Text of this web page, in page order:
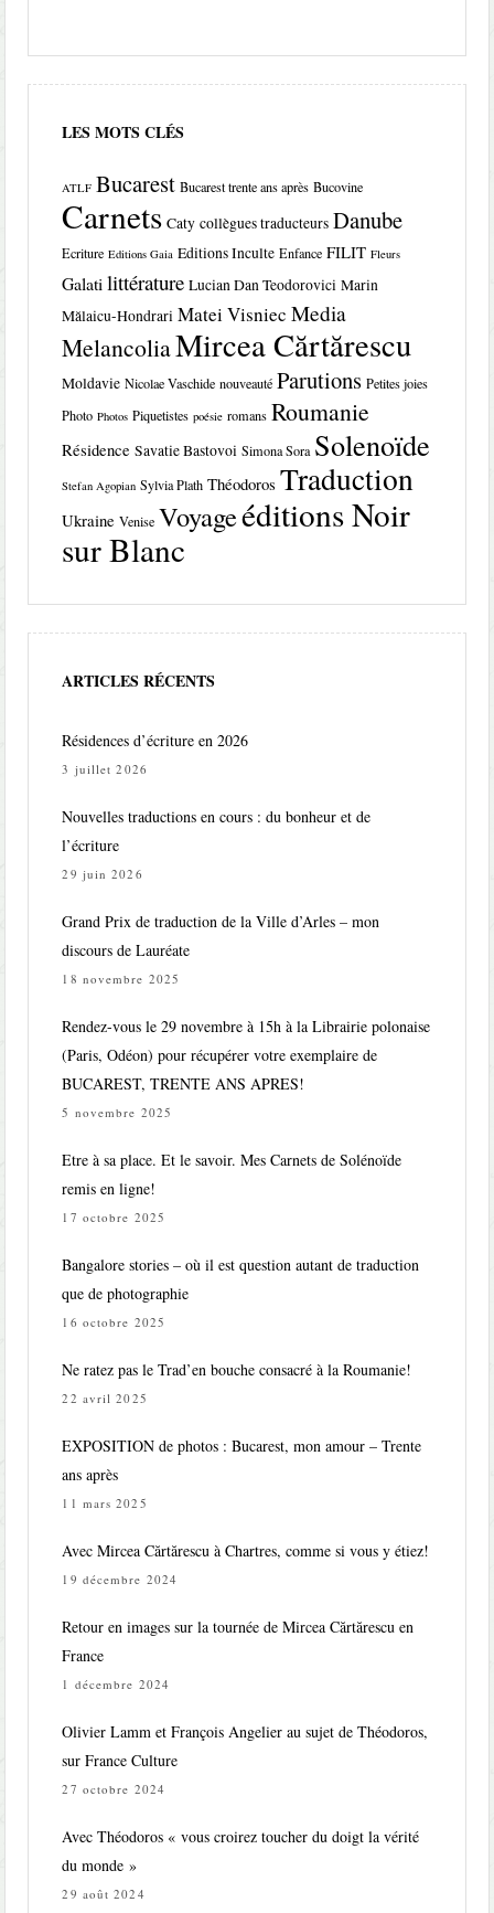
LES MOTS CLÉS
ATLF Bucarest Bucarest trente ans après Bucovine
Carnets Caty collègues traducteurs Danube
Ecriture Editions Gaia Editions Inculte Enfance FILIT Fleurs
Galati littérature Lucian Dan Teodorovici Marin
Mălaicu-Hondrari Matei Visniec Media
MelancoliaMircea Cărtărescu
Moldavie Nicolae Vaschide nouveauté Parutions Petites joies
Photo Photos Piquetistes poésie romans Roumanie
Résidence Savatie Bastovoi Simona Sora Solenoïde
Stefan Agopian Sylvia Plath Théodoros Traduction
Ukraine Venise Voyageéditions Noir
sur Blanc
ARTICLES RÉCENTS
Résidences d’écriture en 2026
3 juillet 2026
Nouvelles traductions en cours : du bonheur et de
l’écriture
29 juin 2026
Grand Prix de traduction de la Ville d’Arles – mon
discours de Lauréate
18 novembre 2025
Rendez-vous le 29 novembre à 15h à la Librairie polonaise
(Paris, Odéon) pour récupérer votre exemplaire de
BUCAREST, TRENTE ANS APRES!
5 novembre 2025
Etre à sa place. Et le savoir. Mes Carnets de Solénoïde
remis en ligne!
17 octobre 2025
Bangalore stories – où il est question autant de traduction
que de photographie
16 octobre 2025
Ne ratez pas le Trad’en bouche consacré à la Roumanie!
22 avril 2025
EXPOSITION de photos : Bucarest, mon amour – Trente
ans après
11 mars 2025
Avec Mircea Cărtărescu à Chartres, comme si vous y étiez!
19 décembre 2024
Retour en images sur la tournée de Mircea Cărtărescu en
France
1 décembre 2024
Olivier Lamm et François Angelier au sujet de Théodoros,
sur France Culture
27 octobre 2024
Avec Théodoros « vous croirez toucher du doigt la vérité
du monde »
29 août 2024